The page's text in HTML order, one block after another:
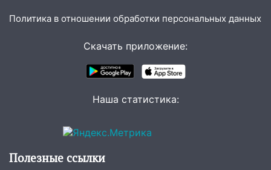
Ульяновская область стала
пилотным регионом проекта
Прогноз погоды в Ульяновской
области на 8 августа
В реанимацию Ульяновской
новых аппаратов ИВЛ
ремонтируют дороги, ставят остановки
Политика в отношении обработки персональных данных
Скачать приложение:
Наша статистика:
Полезные ссылки